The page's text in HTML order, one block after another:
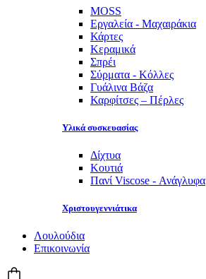
MOSS
Εργαλεία - Μαχαιράκια
Κάρτες
Κεραμικά
Σπρέι
Σύρματα - Κόλλες
Γυάλινα Βάζα
Καρφίτσες – Πέρλες
Υλικά συσκευασίας
Δίχτυα
Κουτιά
Πανί Viscose - Ανάγλυφα
Χριστουγεννιάτικα
Λουλούδια
Επικοινωνία